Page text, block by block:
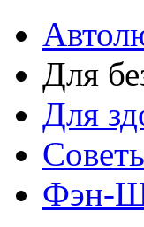
Для
Для
Фэн-